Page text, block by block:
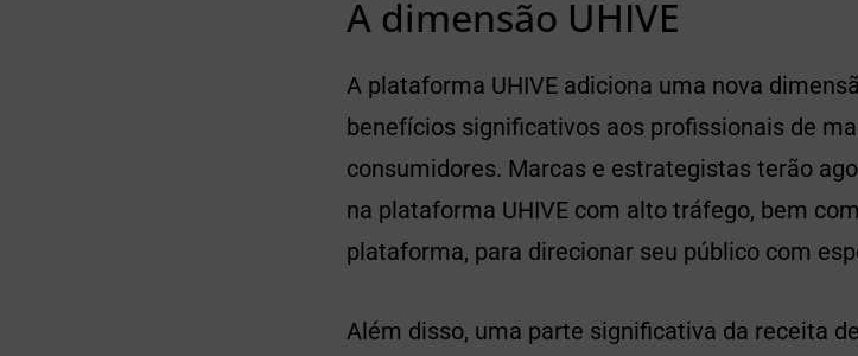
A dimensão UHIVE
A plataforma UHIVE adiciona uma nova
benefícios significativos aos profissionais de
consumidores. Marcas e estrategistas terão
na plataforma UHIVE com alto tráfego, bem
plataforma, para direcionar seu público com
Além disso, uma parte significativa da receita